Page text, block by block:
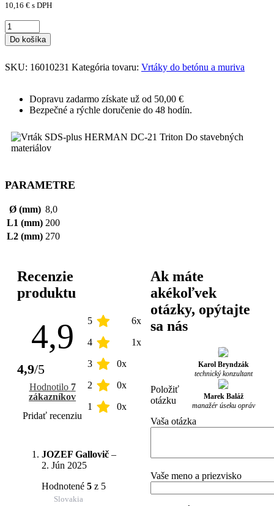
10,16 € s DPH
Do košíka
SKU: 16010231 Kategória tovaru: Vrtáky do betónu a muriva
Dopravu zadarmo získate už od 50,00 €
Bezpečné a rýchle doručenie do 48 hodín.
PARAMETRE
Ø (mm) 8,0
L1 (mm) 200
L2 (mm) 270
Recenzie
produktu
4,9
4,9/5
Hodnotilo 7
zákazníkov
Pridať recenziu
5 6x
4 1x
3 0x
2 0x
1 0x
JOZEF Gallovič –
2. Jún 2025
Hodnotené 5 z 5
Slovakia
Ak máte
akékoľvek
otázky, opýtajte
sa nás
Karol Bryndzák
technický konzultant
Marek Baláž
manažér úseku opráv
Položiť
otázku
Vaša otázka
Vaše meno a priezvisko